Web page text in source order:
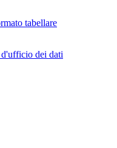
tabellare
dei dati